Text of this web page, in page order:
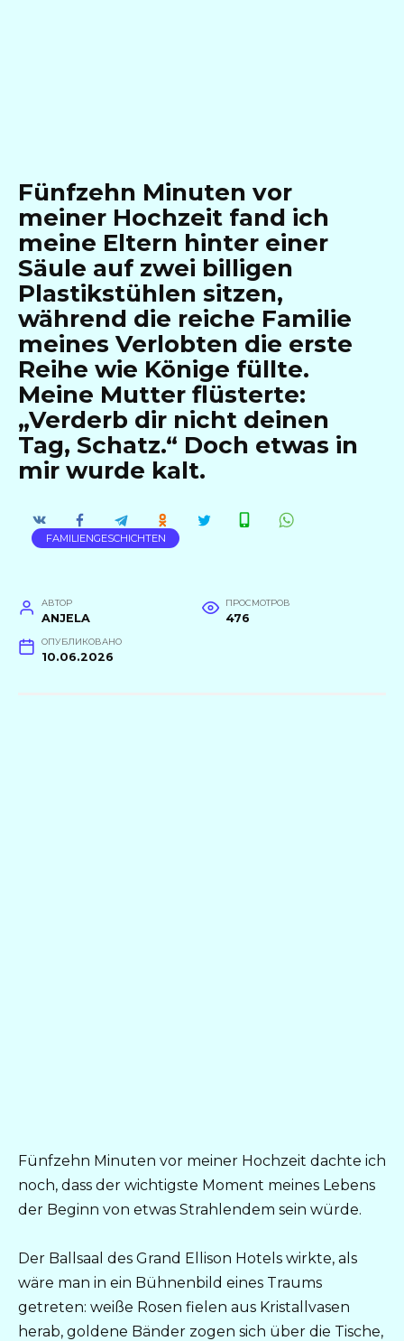
Fünfzehn Minuten vor
meiner Hochzeit fand ich
meine Eltern hinter einer
Säule auf zwei billigen
Plastikstühlen sitzen,
während die reiche Familie
meines Verlobten die erste
Reihe wie Könige füllte.
Meine Mutter flüsterte:
„Verderb dir nicht deinen
Tag, Schatz.“ Doch etwas in
mir wurde kalt.
FAMILIENGESCHICHTEN
АВТОР
ANJELA
ПРОСМОТРОВ
476
ОПУБЛИКОВАНО
10.06.2026
Fünfzehn Minuten vor meiner Hochzeit dachte ich
noch, dass der wichtigste Moment meines Lebens
der Beginn von etwas Strahlendem sein würde.
Der Ballsaal des Grand Ellison Hotels wirkte, als
wäre man in ein Bühnenbild eines Traums
getreten: weiße Rosen fielen aus Kristallvasen
herab, goldene Bänder zogen sich über die Tische,